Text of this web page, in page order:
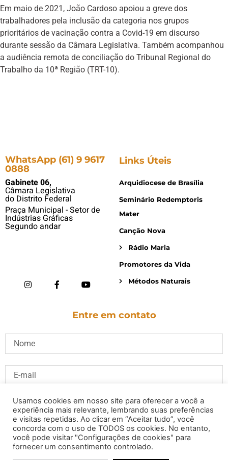
Em maio de 2021, João Cardoso apoiou a greve dos
trabalhadores pela inclusão da categoria nos grupos
prioritários de vacinação contra a Covid-19 em discurso
durante sessão da Câmara Legislativa. Também acompanhou
a audiência remota de conciliação do Tribunal Regional do
Trabalho da 10ª Região (TRT-10).
WhatsApp (61) 9 9617
0888
Gabinete 06,
Câmara Legislativa
do Distrito Federal
Praça Municipal - Setor de
Indústrias Gráficas
Segundo andar
Links Úteis
Arquidiocese de Brasília
Seminário Redemptoris
Mater
Canção Nova
Rádio Maria
Promotores da Vida
Métodos Naturais
Entre em contato
Usamos cookies em nosso site para oferecer a você a
experiência mais relevante, lembrando suas preferências
e visitas repetidas. Ao clicar em “Aceitar tudo”, você
concorda com o uso de TODOS os cookies. No entanto,
você pode visitar "Configurações de cookies" para
fornecer um consentimento controlado.